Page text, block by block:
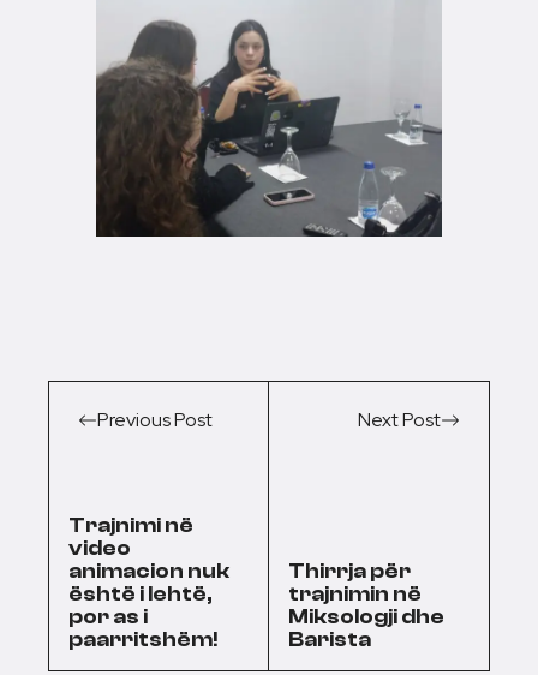
Previous Post
Trajnimi në
video
animacion nuk
është i lehtë,
por as i
paarritshëm!
Next Post
Thirrja për
trajnimin në
Miksologji dhe
Barista